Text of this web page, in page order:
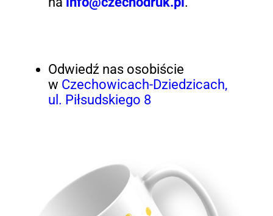
Odwiedź nas osobiście
w Czechowicach-Dziedzicach,
ul. Piłsudskiego 8